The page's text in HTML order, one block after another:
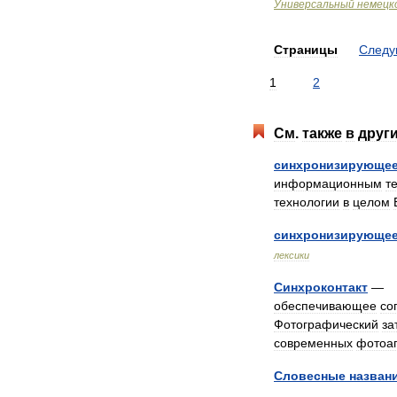
Универсальный
Страницы
1 2
См. также в
информационным
технологии в целом
лексики
Синхроконтакт
обеспечивающее
Фотографический
современных
Словесные